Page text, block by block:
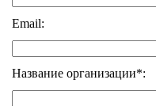
Email:
Название организации*: